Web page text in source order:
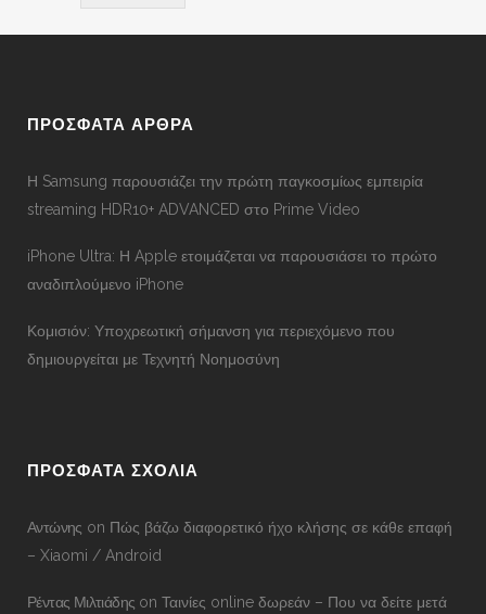
ΠΡΟΣΦΑΤΑ ΑΡΘΡΑ
Η Samsung παρουσιάζει την πρώτη παγκοσμίως εμπειρία
streaming HDR10+ ADVANCED στο Prime Video
iPhone Ultra: Η Apple ετοιμάζεται να παρουσιάσει το πρώτο
αναδιπλούμενο iPhone
Κομισιόν: Υποχρεωτική σήμανση για περιεχόμενο που
δημιουργείται με Τεχνητή Νοημοσύνη
ΠΡΟΣΦΑΤΑ ΣΧΟΛΙΑ
Αντώνης on Πώς βάζω διαφορετικό ήχο κλήσης σε κάθε επαφή
– Xiaomi / Android
Ρέντας Μιλτιάδης onΤαινίες online δωρεάν – Που να δείτε μετά